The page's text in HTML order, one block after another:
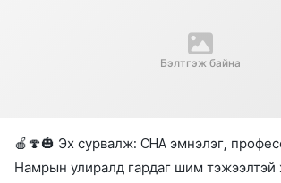
Бэлтгэж байна
🍎🍄🎃 Эх сурвалж: CHA эмнэлэг,
Намрын улиралд гардаг шим тэжээлтэй